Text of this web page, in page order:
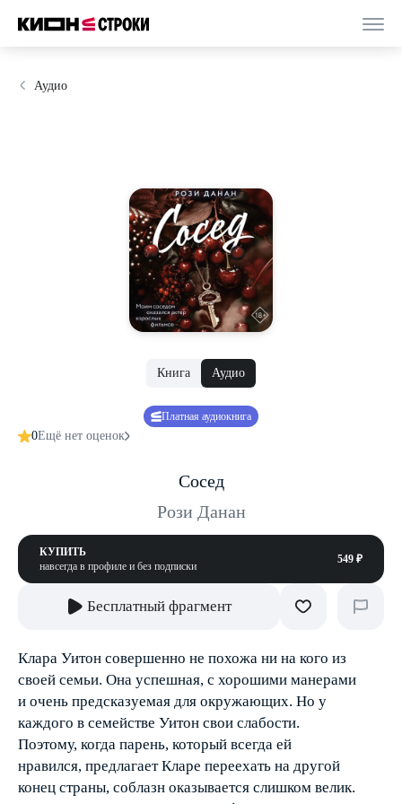
Аудио
Книга Аудио
Платная аудиокнига
0Ещё нет оценок
Сосед
Рози Данан
КУПИТЬ
навсегда в профиле и без подписки
549 ₽
Бесплатный фрагмент
Клара Уитон совершенно не похожа ни на кого из
своей семьи. Она успешная, с хорошими манерами
и очень предсказуемая для окружающих. Но у
каждого в семействе Уитон свои слабости.
Поэтому, когда парень, который всегда ей
нравился, предлагает Кларе переехать на другой
конец страны, соблазн оказывается слишком велик.